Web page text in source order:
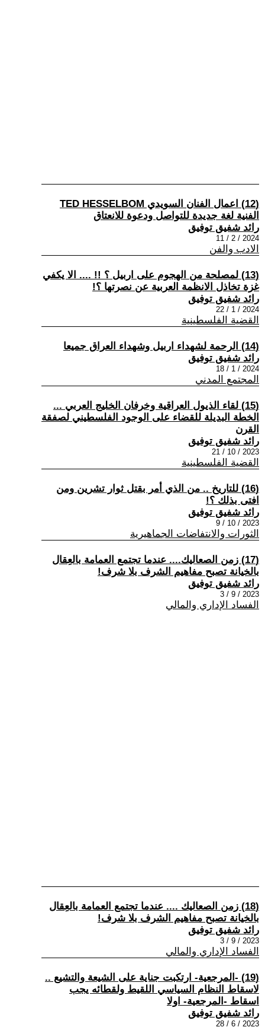
(12) اعمال الفنان السويدي TED HESSELBOM
الفنية لغة جديدة للتواصل ودعوة للانعتاق
رائد شفيق توفيق
2024 / 2 / 11
الادب والفن
(13) لمصلحة من الهجوم على اربيل ؟ !! .... الا يكفي
غزة تخاذل الانظمة العربية عن نصرتها ؟!
رائد شفيق توفيق
2024 / 1 / 22
القضية الفلسطينية
(14) الرحمة لشهداء اربيل وشهداء العراق جميعا
رائد شفيق توفيق
2024 / 1 / 18
المجتمع المدني
(15) لقاء الذيول العراقية وخرفان الخليج العربي ...
الخطة البديلة للقضاء على الوجود الفلسطيني لصفقة
القرن
رائد شفيق توفيق
2023 / 10 / 21
القضية الفلسطينية
(16) للتاريخ .. من الذي أمر بقتل ثوار تشرين ومن
افتى بذلك ؟!
رائد شفيق توفيق
2023 / 10 / 9
الثورات والانتفاضات الجماهيرية
(17) زمن الصعاليك.... عندما تجتمع العمامة بالعِقال
بالخيانة تصبح مفاهيم الشرف بلا شرف!
رائد شفيق توفيق
2023 / 9 / 3
الفساد الإداري والمالي
(18) زمن الصعاليك .... عندما تجتمع العمامة بالعِقال
بالخيانة تصبح مفاهيم الشرف بلا شرف!
رائد شفيق توفيق
2023 / 9 / 3
الفساد الإداري والمالي
(19) -المرجعية- ارتكبت جناية على الشيعة والتشيع ..
لاسقاط النظام السياسي اللقيط ولقطائه يجب
اسقاط -المرجعية- اولا
رائد شفيق توفيق
2023 / 6 / 28